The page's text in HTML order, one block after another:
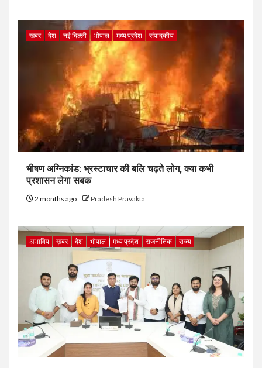
ख़बर देश नई दिल्ली भोपाल मध्य प्रदेश संपादकीय
भीषण अग्निकांड: भ्रस्टाचार की बलि चढ़ते लोग, क्या कभी
प्रशासन लेगा सबक
2 months ago Pradesh Pravakta
अभाविप ख़बर देश भोपाल मध्य प्रदेश राजनीतिक राज्य